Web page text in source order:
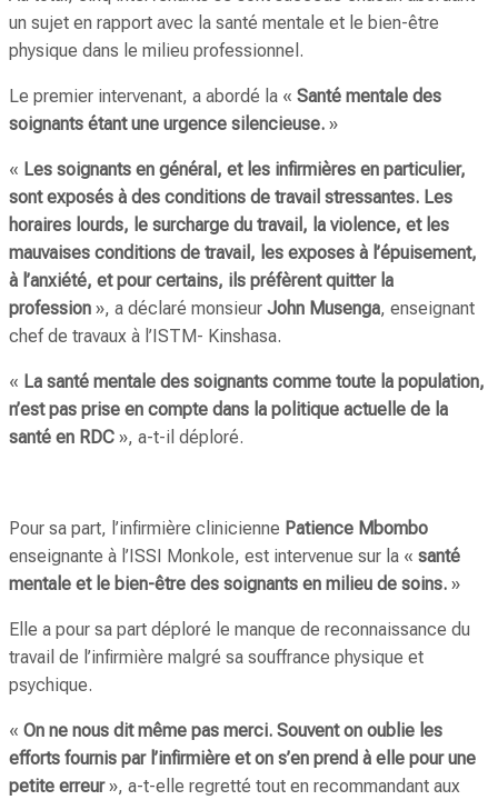
un sujet en rapport avec la santé mentale et le bien-être
physique dans le milieu professionnel.
Le premier intervenant, a abordé la « Santé mentale des
soignants étant une urgence silencieuse. »
« Les soignants en général, et les infirmières en particulier,
sont exposés à des conditions de travail stressantes. Les
horaires lourds, le surcharge du travail, la violence, et les
mauvaises conditions de travail, les exposes à l’épuisement,
à l’anxiété, et pour certains, ils préfèrent quitter la
profession », a déclaré monsieur John Musenga, enseignant
chef de travaux à l’ISTM- Kinshasa.
« La santé mentale des soignants comme toute la population,
n’est pas prise en compte dans la politique actuelle de la
santé en RDC », a-t-il déploré.
Pour sa part, l’infirmière clinicienne Patience Mbombo
enseignante à l’ISSI Monkole, est intervenue sur la « santé
mentale et le bien-être des soignants en milieu de soins. »
Elle a pour sa part déploré le manque de reconnaissance du
travail de l’infirmière malgré sa souffrance physique et
psychique.
« On ne nous dit même pas merci. Souvent on oublie les
efforts fournis par l’infirmière et on s’en prend à elle pour une
petite erreur», a-t-elle regretté tout en recommandant aux